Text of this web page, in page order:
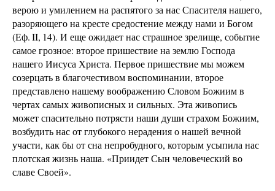
верою и умилением на распятого за нас Спасителя нашего,
разоряющего на кресте средостение между нами и Богом
(Еф. II, 14). И еще ожидает нас страшное зрелище, событие
самое грозное: второе пришествие на землю Господа
нашего Иисуса Христа. Первое пришествие мы можем
созерцать в благочестивом воспоминании, второе
представлено нашему воображению Словом Божиим в
чертах самых живописных и сильных. Эта живопись
может спасительно потрясти наши души страхом Божиим,
возбудить нас от глубокого нерадения о нашей вечной
участи, как бы от сна непробудного, которым усыпила нас
плотская жизнь наша. «Приидет Сын человеческий во
славе Своей».